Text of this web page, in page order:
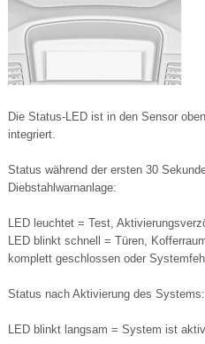
Die Status-LED ist in den Sensor
integriert.
Status während der ersten 30
Diebstahlwarnanlage:
LED leuchtet = Test,
LED blinkt schnell = Türen,
komplett geschlossen oder
Status nach Aktivierung des Systems:
LED blinkt langsam = System ist